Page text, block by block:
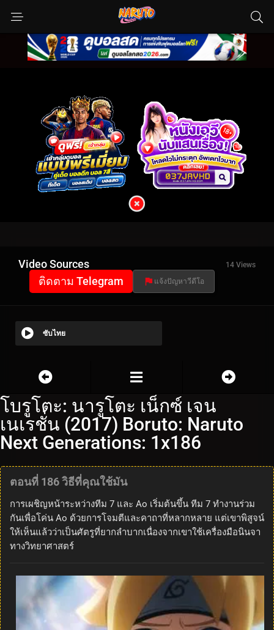
Video Sources 14 Views
ติดตาม Telegram แจ้งปัญหาวีดีโอ
ซับไทย
โบรูโตะ: นารูโตะ เน็กซ์ เจน
เนเรชั่น (2017) Boruto: Naruto
Next Generations: 1x186
ตอนที่ 186 วิธีที่คุณใช้มัน
การเผชิญหน้าระหว่างทีม 7 และ Ao เริ่มต้นขึ้น ทีม 7 ทำงานร่วม
กันเพื่อโค่น Ao ด้วยการโจมตีและคาถาที่หลากหลาย แต่เขาพิสูจน์
ให้เห็นแล้วว่าเป็นศัตรูที่ยากลำบากเนื่องจากเขาใช้เครื่องมือนินจา
ทางวิทยาศาสตร์